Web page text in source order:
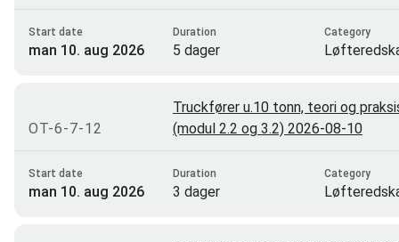
Svolvær
12
12
Åndalsnes
9
Start date
man 10. aug 2026
Duration
5 dager
Category
OT-6-7-12
Start date
man 10. aug 2026
Truckfører u.10 tonn, teori og
(modul 2.2 og 3.2) 2026-08-10
Duration
3 dager
Category